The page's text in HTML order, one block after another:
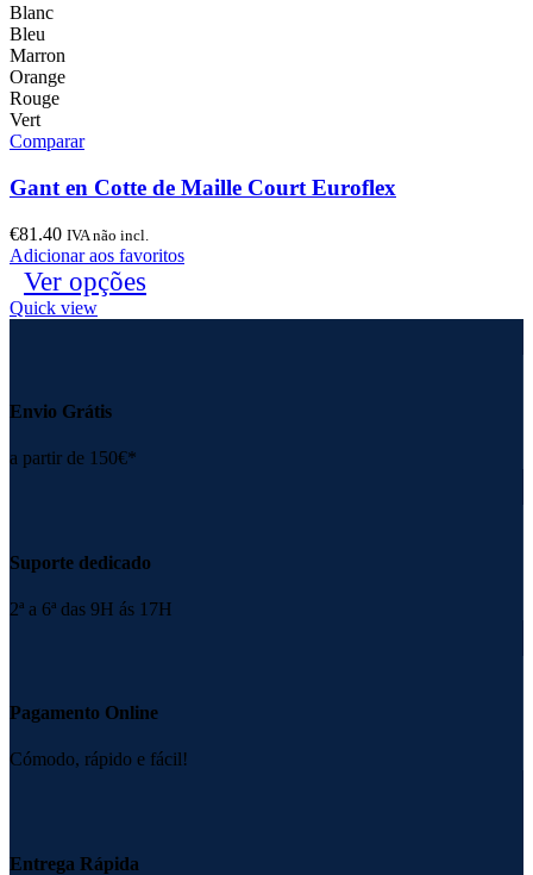
Blanc
Bleu
Marron
Orange
Rouge
Vert
Comparar
Gant en Cotte de Maille Court Euroflex
€81.40 IVA não incl.
Adicionar aos favoritos
Ver opções
Quick view
Envio Grátis
a partir de 150€*
Suporte dedicado
2ª a 6ª das 9H ás 17H
Pagamento Online
Cómodo, rápido e fácil!
Entrega Rápida